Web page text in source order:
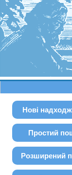
Нові
Простий
Розширений